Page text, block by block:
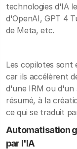
technologies d'IA
d'OpenAI, GPT 4
de Meta, etc.
Les copilotes sont
car ils accélèrent
d'une IRM ou d'un
résumé, à la
ce qui se traduit
Automatisation
par l'IA